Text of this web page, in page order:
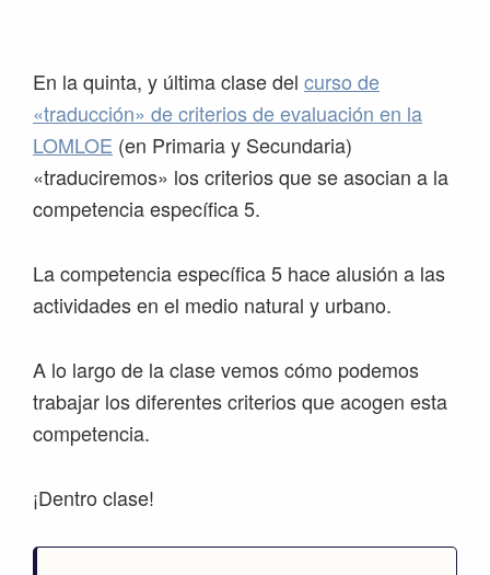
navegación
principal
contenido
principal
barra
lateral
principal
página
En la quinta, y última clase del curso de
«traducción» de criterios de evaluación en la
LOMLOE (en Primaria y Secundaria)
«traduciremos» los criterios que se asocian a la
competencia específica 5.
La competencia específica 5 hace alusión a las
actividades en el medio natural y urbano.
A lo largo de la clase vemos cómo podemos
trabajar los diferentes criterios que acogen esta
competencia.
¡Dentro clase!